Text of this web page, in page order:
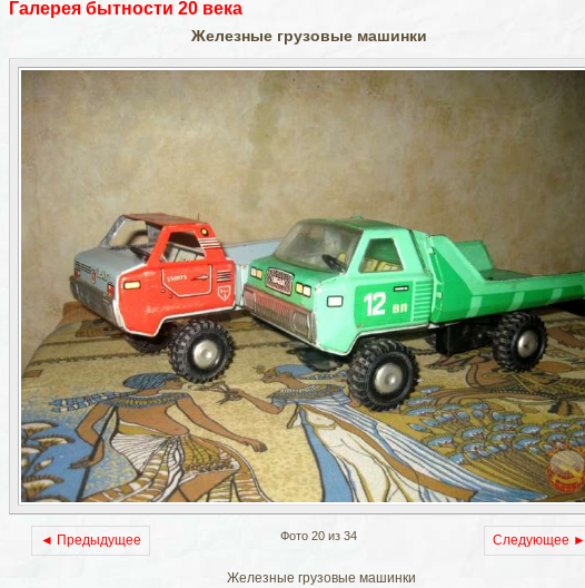
Галерея бытности 20 века
Железные грузовые машинки
◄ Предыдущее Следующее ►
Фото 20 из 34
Железные грузовые машинки